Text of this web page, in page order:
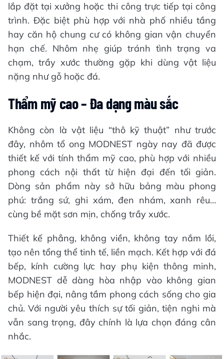
lắp đặt tại xưởng hoặc thi công trực tiếp tại công
trình. Đặc biệt phù hợp với nhà phố nhiều tầng
hay căn hộ chung cư có không gian vận chuyển
hạn chế. Nhôm nhẹ giúp tránh tình trạng va
chạm, trầy xước thường gặp khi dùng vật liệu
nặng như gỗ hoặc đá.
Thẩm mỹ cao – Đa dạng màu sắc
Không còn là vật liệu “thô kỹ thuật” như trước
đây, nhôm tổ ong MODNEST ngày nay đã được
thiết kế với tính thẩm mỹ cao, phù hợp với nhiều
phong cách nội thất từ hiện đại đến tối giản.
Dòng sản phẩm này sở hữu bảng màu phong
phú: trắng sứ, ghi xám, đen nhám, xanh rêu…
cùng bề mặt sơn mịn, chống trầy xước.
Thiết kế phẳng, không viền, không tay nắm lồi,
tạo nên tổng thể tinh tế, liền mạch. Kết hợp với đá
bếp, kính cường lực hay phụ kiện thông minh,
MODNEST dễ dàng hòa nhập vào không gian
bếp hiện đại, nâng tầm phong cách sống cho gia
chủ. Với người yêu thích sự tối giản, tiện nghi mà
vẫn sang trọng, đây chính là lựa chọn đáng cân
nhắc.